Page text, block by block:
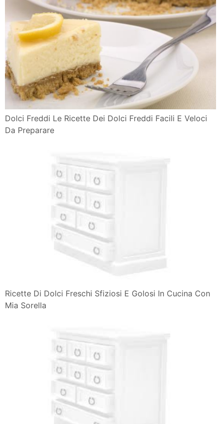
Dolci Freddi Le Ricette Dei Dolci Freddi Facili E Veloci
Da Preparare
Ricette Di Dolci Freschi Sfiziosi E Golosi In Cucina Con
Mia Sorella